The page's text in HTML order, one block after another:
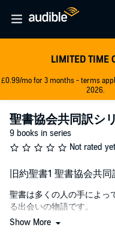
LIMITED TIME
£0.99/mo for 3 months - terms
2026.
聖書協会共同訳シ
9 books in series
Not rated yet
旧約聖書1 聖書協会共
聖書は多くの人の手によっ
る出会いの物語です。
今から3000年ほど前の紀元
Show More